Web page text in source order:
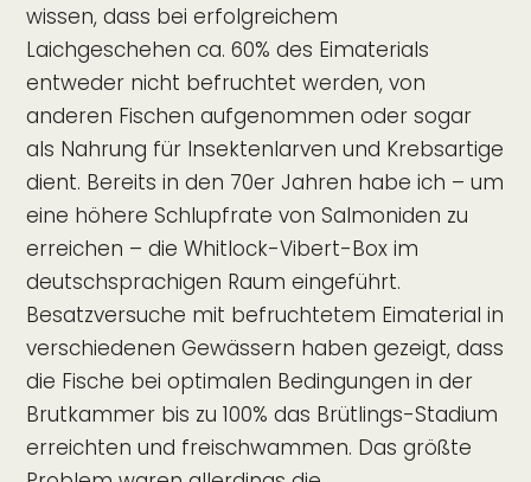
wissen, dass bei erfolgreichem
Laichgeschehen ca. 60% des Eimaterials
entweder nicht befruchtet werden, von
anderen Fischen aufgenommen oder sogar
als Nahrung für Insektenlarven und Krebsartige
dient. Bereits in den 70er Jahren habe ich – um
eine höhere Schlupfrate von Salmoniden zu
erreichen – die Whitlock-Vibert-Box im
deutschsprachigen Raum eingeführt.
Besatzversuche mit befruchtetem Eimaterial in
verschiedenen Gewässern haben gezeigt, dass
die Fische bei optimalen Bedingungen in der
Brutkammer bis zu 100% das Brütlings-Stadium
erreichten und freischwammen. Das größte